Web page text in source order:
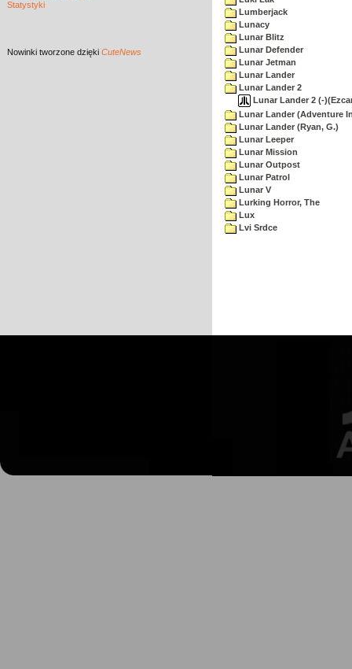
Statystyki
Nowinki tworzone dzięki CuteNews
Lumberjack
Lunacy
Lunar Blitz
Lunar Defender
Lunar Jetman
Lunar Lander
Lunar Lander 2
Lunar Lander 2 (-
Lunar Lander (Adventure
Lunar Lander (Ryan, G.)
Lunar Leeper
Lunar Mission
Lunar Outpost
Lunar Patrol
Lunar V
Lurking Horror, The
Lux
Lvi Srdce